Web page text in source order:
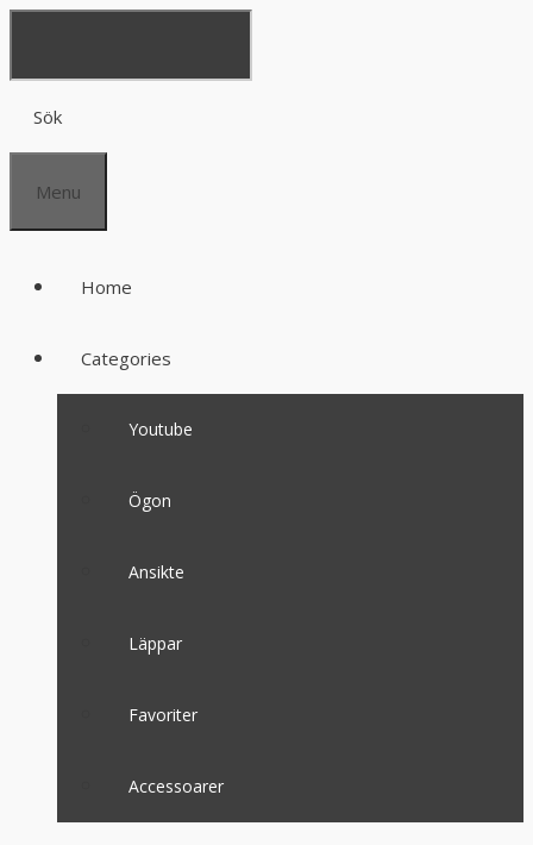
Sök
Menu
Home
Categories
Youtube
Ögon
Ansikte
Läppar
Favoriter
Accessoarer